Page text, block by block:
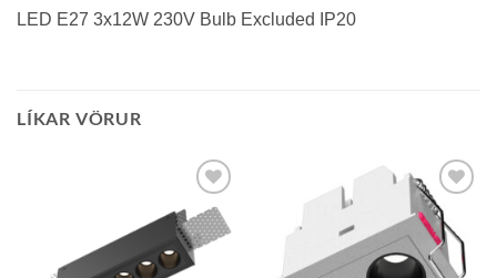
LED E27 3x12W 230V Bulb Excluded IP20
LÍKAR VÖRUR
Bæta á
óskalista
Bæta á
óskalista